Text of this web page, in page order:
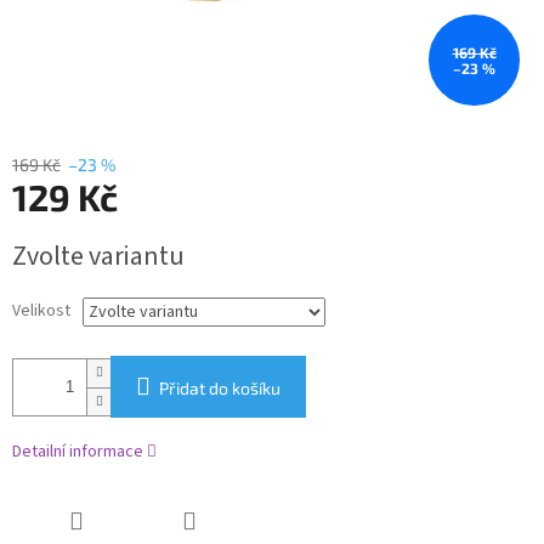
169 Kč
–23 %
169 Kč –23 %
129 Kč
cena:
Zvolte variantu
Velikost
Přidat do košíku
Detailní informace